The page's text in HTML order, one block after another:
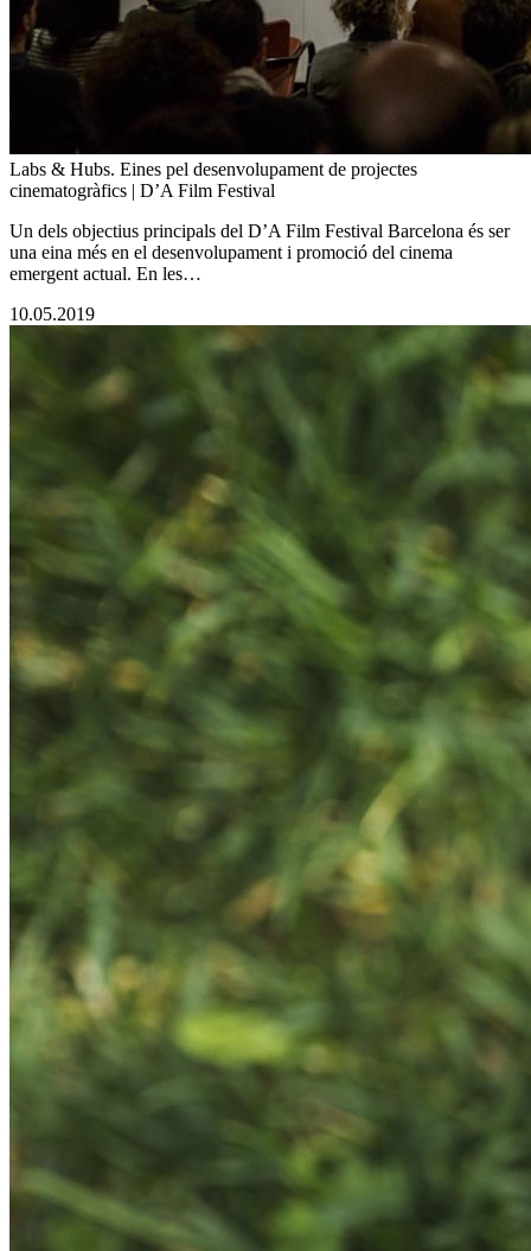
Labs & Hubs. Eines pel desenvolupament de projectes
cinematogràfics | D’A Film Festival
Un dels objectius principals del D’A Film Festival Barcelona és ser
una eina més en el desenvolupament i promoció del cinema
emergent actual. En les…
10.05.2019